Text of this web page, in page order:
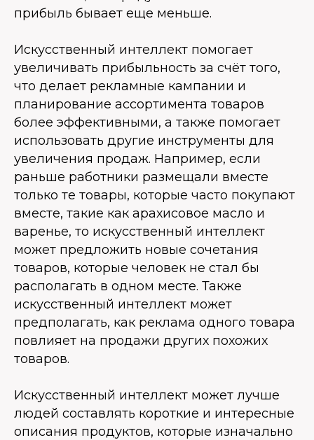
прибыль бывает еще меньше.
Искусственный интеллект помогает
увеличивать прибыльность за счёт того,
что делает рекламные кампании и
планирование ассортимента товаров
более эффективными, а также помогает
использовать другие инструменты для
увеличения продаж. Например, если
раньше работники размещали вместе
только те товары, которые часто покупают
вместе, такие как арахисовое масло и
варенье, то искусственный интеллект
может предложить новые сочетания
товаров, которые человек не стал бы
располагать в одном месте. Также
искусственный интеллект может
предполагать, как реклама одного товара
повлияет на продажи других похожих
товаров.
Искусственный интеллект может лучше
людей составлять короткие и интересные
описания продуктов, которые изначально